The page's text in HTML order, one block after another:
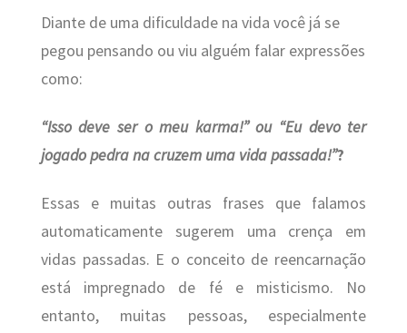
Diante de uma dificuldade na vida você já se
pegou pensando ou viu alguém falar expressões
como:
“Isso deve ser o meu karma!” ou “Eu devo ter
jogado pedra na cruzem uma vida passada!”?
Essas e muitas outras frases que falamos
automaticamente sugerem uma crença em
vidas passadas. E o conceito de reencarnação
está impregnado de fé e misticismo. No
entanto, muitas pessoas, especialmente